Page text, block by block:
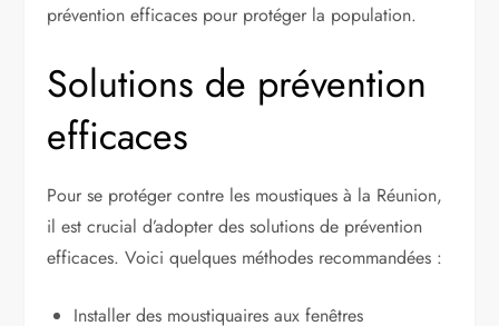
prévention efficaces pour protéger la population.
Solutions de prévention
efficaces
Pour se protéger contre les moustiques à la Réunion,
il est crucial d’adopter des solutions de prévention
efficaces. Voici quelques méthodes recommandées :
Installer des moustiquaires aux fenêtres